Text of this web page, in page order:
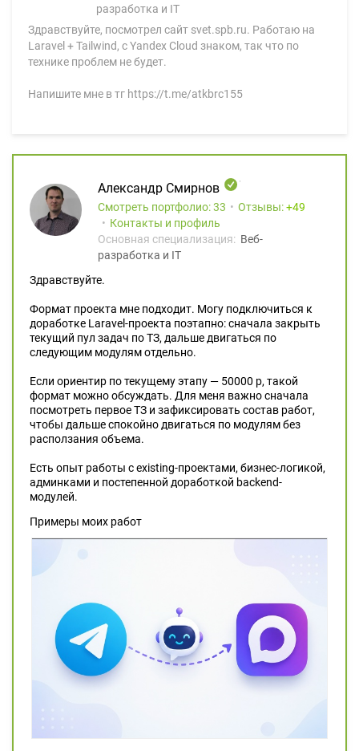
разработка и IT
Здравствуйте, посмотрел сайт svet.spb.ru. Работаю на
Laravel + Tailwind, с Yandex Cloud знаком, так что по
технике проблем не будет.
Напишите мне в тг https://t.me/atkbrc155
Александр Смирнов
Смотреть портфолио: 33 Отзывы:
49
Контакты и профиль
Основная специализация: Веб-
разработка и IT
Здравствуйте.
Формат проекта мне подходит. Могу подключиться к
доработке Laravel-проекта поэтапно: сначала закрыть
текущий пул задач по ТЗ, дальше двигаться по
следующим модулям отдельно.
Если ориентир по текущему этапу — 50000 р, такой
формат можно обсуждать. Для меня важно сначала
посмотреть первое ТЗ и зафиксировать состав работ,
чтобы дальше спокойно двигаться по модулям без
расползания объема.
Есть опыт работы с existing-проектами, бизнес-логикой,
админками и постепенной доработкой backend-
модулей.
Примеры моих работ